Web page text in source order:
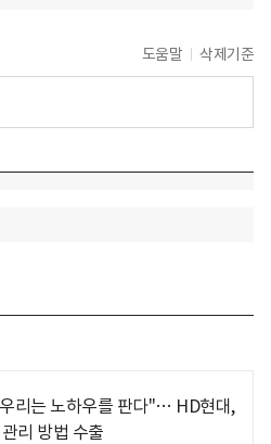
도움말 삭제기준
리는 노하우를 판다"… HD현대,
리 방법 수출